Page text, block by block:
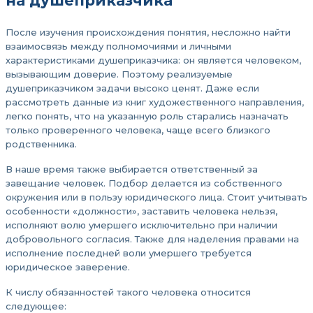
После изучения происхождения понятия, несложно найти
взаимосвязь между полномочиями и личными
характеристиками душеприказчика: он является человеком,
вызывающим доверие. Поэтому реализуемые
душеприказчиком задачи высоко ценят. Даже если
рассмотреть данные из книг художественного направления,
легко понять, что на указанную роль старались назначать
только проверенного человека, чаще всего близкого
родственника.
В наше время также выбирается ответственный за
завещание человек. Подбор делается из собственного
окружения или в пользу юридического лица. Стоит учитывать
особенности «должности», заставить человека нельзя,
исполняют волю умершего исключительно при наличии
добровольного согласия. Также для наделения правами на
исполнение последней воли умершего требуется
юридическое заверение.
К числу обязанностей такого человека относится
следующее: